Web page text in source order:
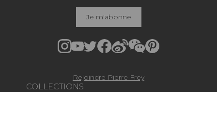
COLLECTIONS
Je m'abonne
Rejoindre Pierre Frey